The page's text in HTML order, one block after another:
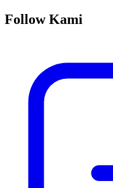
Follow Kami